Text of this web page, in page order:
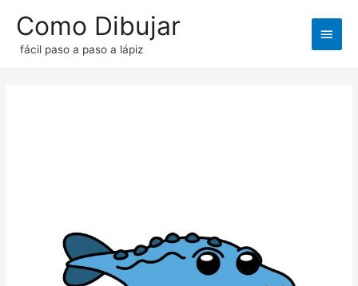
Como Dibujar
fácil paso a paso a lápiz
Menú